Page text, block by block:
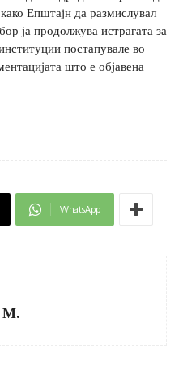
Епштајн да размислувал
ја продолжува истрагата за
постапувале во
што е објавена
WhatsApp
М.